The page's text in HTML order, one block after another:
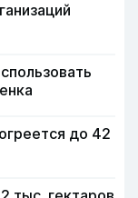
до 42